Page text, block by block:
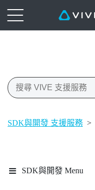
SDK與開發 支援服務 >
SDK與開發 Menu